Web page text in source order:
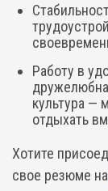
Работу в
культура —
отдыхать
Хотите
свое резюме на